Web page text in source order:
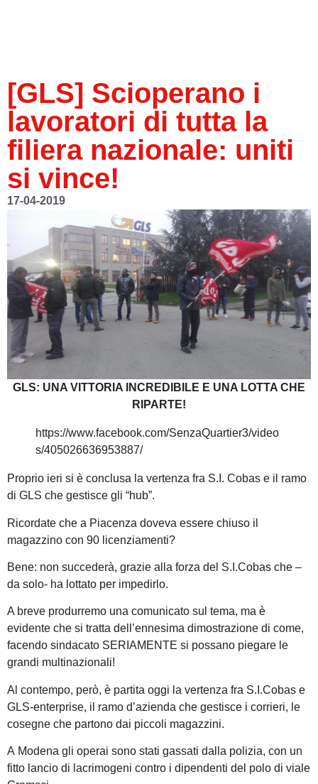
[GLS] Scioperano i
lavoratori di tutta la
filiera nazionale: uniti
si vince!
17-04-2019
GLS: UNA VITTORIA INCREDIBILE E UNA LOTTA CHE
RIPARTE!
https://www.facebook.com/SenzaQuartier3/video
s/405026636953887/
Proprio ieri si è conclusa la vertenza fra S.I. Cobas e il ramo
di GLS che gestisce gli “hub”.
Ricordate che a Piacenza doveva essere chiuso il
magazzino con 90 licenziamenti?
Bene: non succederà, grazie alla forza del S.I.Cobas che –
da solo- ha lottato per impedirlo.
A breve produrremo una comunicato sul tema, ma è
evidente che si tratta dell’ennesima dimostrazione di come,
facendo sindacato SERIAMENTE si possano piegare le
grandi multinazionali!
Al contempo, però, è partita oggi la vertenza fra S.I.Cobas e
GLS-enterprise, il ramo d’azienda che gestisce i corrieri, le
cosegne che partono dai piccoli magazzini.
A Modena gli operai sono stati gassati dalla polizia, con un
fitto lancio di lacrimogeni contro i dipendenti del polo di viale